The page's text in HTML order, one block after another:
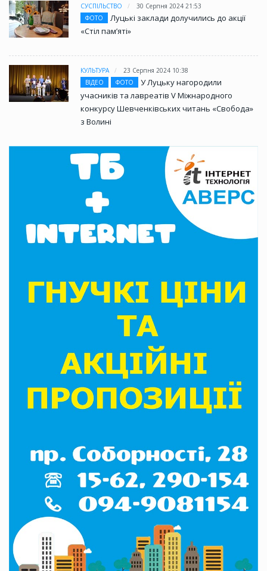
СУСПІЛЬСТВО
30 Серпня 2024 21:53
ФОТО
Луцькі заклади долучились до акції
«Стіл памʼяті»
КУЛЬТУРА
23 Серпня 2024 10:38
ВІДЕО
ФОТО
У Луцьку нагородили
учасників та лавреатів V Міжнародного
конкурсу Шевченківських читань «Свобода»
з Волині